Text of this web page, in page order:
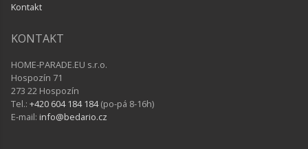
Kontakt
KONTAKT
HOME-PARADE.EU s.r.o.
Hospozín 71
273 22 Hospozín
Tel.: +420 604 184 184(po-pá 8-16h)
E-mail: info@bedario.cz